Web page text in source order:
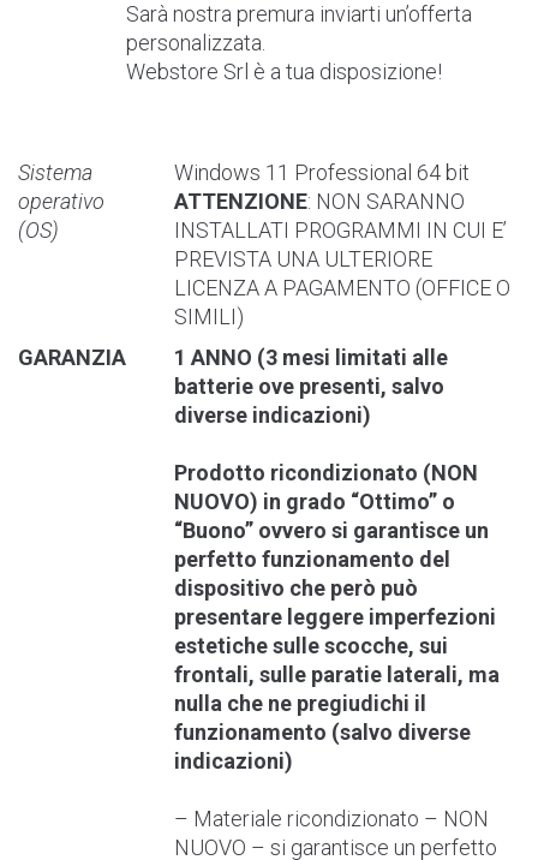
Sarà nostra premura inviarti un’offerta
personalizzata.
Webstore Srl è a tua disposizione!
Sistema
operativo
(OS)
Windows 11 Professional 64 bit
ATTENZIONE: NON SARANNO
INSTALLATI PROGRAMMI IN CUI E’
PREVISTA UNA ULTERIORE
LICENZA A PAGAMENTO (OFFICE O
SIMILI)
GARANZIA
1 ANNO (3 mesi limitati alle
batterie ove presenti, salvo
diverse indicazioni)
Prodotto ricondizionato (NON
NUOVO) in grado “Ottimo” o
“Buono” ovvero si garantisce un
perfetto funzionamento del
dispositivo che però può
presentare leggere imperfezioni
estetiche sulle scocche, sui
frontali, sulle paratie laterali, ma
nulla che ne pregiudichi il
funzionamento (salvo diverse
indicazioni)
– Materiale ricondizionato – NON
NUOVO – si garantisce un perfetto